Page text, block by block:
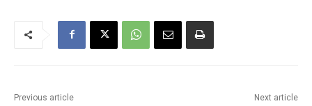
Previous article Next article